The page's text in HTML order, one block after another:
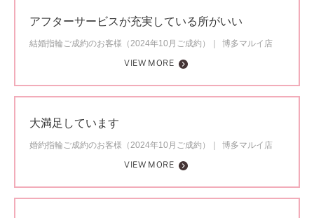
アフターサービスが充実している所がいい
結婚指輪ご成約のお客様（2024年10月ご成約）
博多マルイ店
VIEW MORE
大満足しています
婚約指輪ご成約のお客様（2024年10月ご成約）
博多マルイ店
VIEW MORE